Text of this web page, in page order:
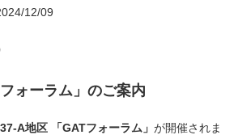
12/09
ォーラム」のご案内
A地区 「GATフォーラム」 が開催されま